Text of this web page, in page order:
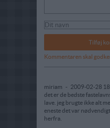
Kommentaren skal
miriam - 2009-02-28
det er de bedste
lave. jeg brugte ikke alt
eneste det var
herfra.